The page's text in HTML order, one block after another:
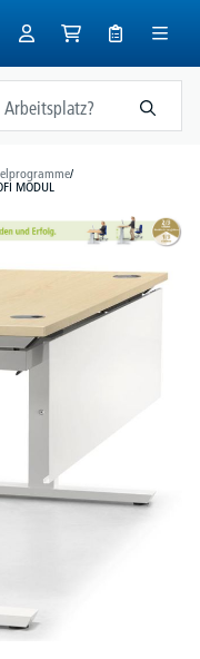
/
MODUL